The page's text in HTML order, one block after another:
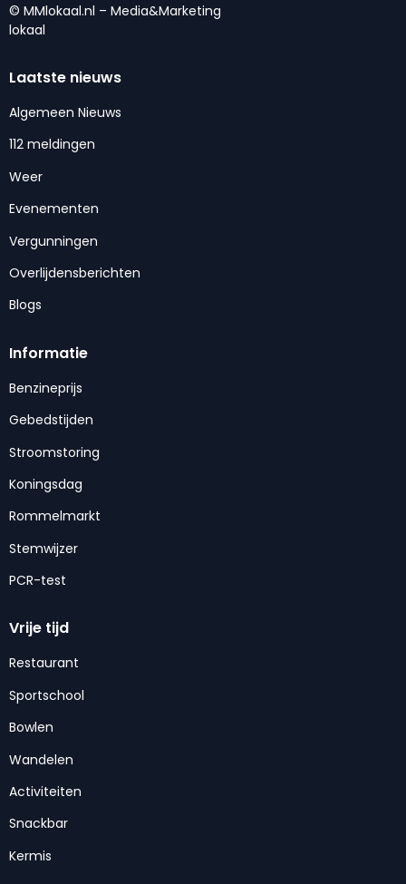
© MMlokaal.nl – Media&Marketing
lokaal
Laatste nieuws
Algemeen Nieuws
112 meldingen
Weer
Evenementen
Vergunningen
Overlijdensberichten
Blogs
Informatie
Benzineprijs
Gebedstijden
Stroomstoring
Koningsdag
Rommelmarkt
Stemwijzer
PCR-test
Vrije tijd
Restaurant
Sportschool
Bowlen
Wandelen
Activiteiten
Snackbar
Kermis